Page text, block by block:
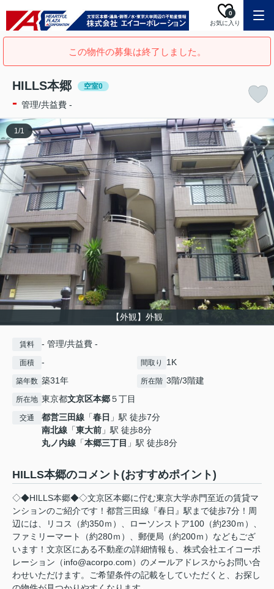
お気に入り
0
この物件の募集は終了しました。
HILLS本郷 空室0
- 管理/共益費 -
【外観】外観
1/1
賃料 - 管理/共益費 -
面積 - 間取り 1K
築年数 築31年 所在階 3階/3階建
所在地 東京都文京区本郷５丁目
交通 都営三田線 「春日 」駅 徒歩7分
南北線 「東大前 」駅 徒歩8分
丸ノ内線 「本郷三丁目 」駅 徒歩8分
HILLS本郷のコメント(おすすめポイント)
◇◆HILLS本郷◆◇文京区本郷に佇む東京大学赤門至近の賃貸マ
ンションのご紹介です！都営三田線『春日』駅まで徒歩7分！周
辺には、リコス（約350ｍ）、ローソンストア100（約230ｍ）、
ファミリーマート（約280ｍ）、郵便局（約200ｍ）などもござ
います！文京区にある不動産の詳細情報も、株式会社エイコーポ
レーション（info@acorpo.com）のメールアドレスからお問い合
わせいただけます。ご希望条件の記載をしていただくと、お探し